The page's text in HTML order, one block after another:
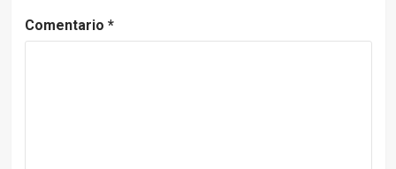
Comentario *